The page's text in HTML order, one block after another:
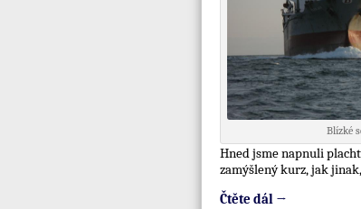
Blízké
Hned jsme napnuli
zamýšlený kurz, jak
Čtěte dál →